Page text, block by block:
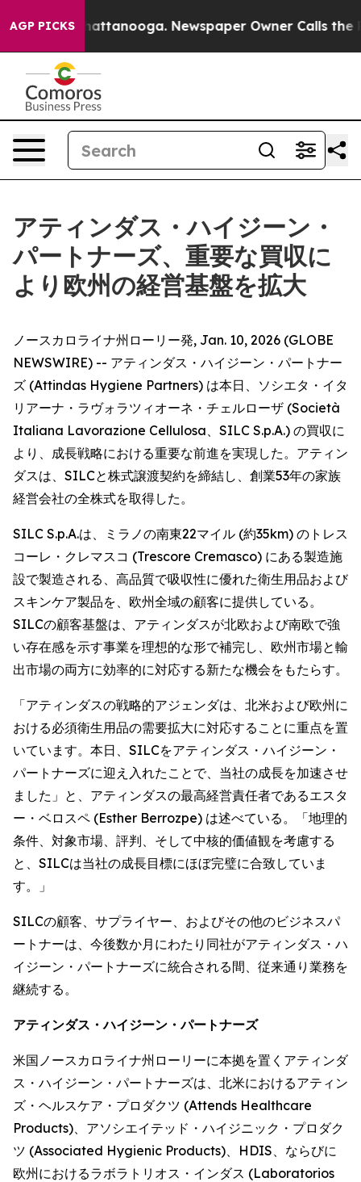
AGP PICKS
in Chattanooga. Newspaper Owner Calls the
アティンダス・ハイジーン・
パートナーズ、重要な買収に
より欧州の経営基盤を拡大
ノースカロライナ州ローリー発, Jan. 10, 2026 (GLOBE
NEWSWIRE) -- アティンダス・ハイジーン・パートナー
ズ (Attindas Hygiene Partners) は本日、ソシエタ・イタ
リアーナ・ラヴォラツィオーネ・チェルローザ (Società
Italiana Lavorazione Cellulosa、SILC S.p.A.) の買収に
より、成長戦略における重要な前進を実現した。アティン
ダスは、SILCと株式譲渡契約を締結し、創業53年の家族
経営会社の全株式を取得した。
SILC S.p.A.は、ミラノの南東22マイル (約35km) のトレス
コーレ・クレマスコ (Trescore Cremasco) にある製造施
設で製造される、高品質で吸収性に優れた衛生用品および
スキンケア製品を、欧州全域の顧客に提供している。
SILCの顧客基盤は、アティンダスが北欧および南欧で強
い存在感を示す事業を理想的な形で補完し、欧州市場と輸
出市場の両方に効率的に対応する新たな機会をもたらす。
「アティンダスの戦略的アジェンダは、北米および欧州に
おける必須衛生用品の需要拡大に対応することに重点を置
いています。本日、SILCをアティンダス・ハイジーン・
パートナーズに迎え入れたことで、当社の成長を加速させ
ました」と、アティンダスの最高経営責任者であるエスタ
ー・ベロスペ (Esther Berrozpe) は述べている。「地理的
条件、対象市場、評判、そして中核的価値観を考慮する
と、SILCは当社の成長目標にほぼ完璧に合致していま
す。」
SILCの顧客、サプライヤー、およびその他のビジネスパ
ートナーは、今後数か月にわたり同社がアティンダス・ハ
イジーン・パートナーズに統合される間、従来通り業務を
継続する。
アティンダス・ハイジーン・パートナーズ
米国ノースカロライナ州ローリーに本拠を置くアティンダ
ス・ハイジーン・パートナーズは、北米におけるアティン
ズ・ヘルスケア・プロダクツ (Attends Healthcare
Products)、アソシエイテッド・ハイジニック・プロダク
ツ (Associated Hygienic Products)、HDIS、ならびに
欧州におけるラボラトリオス・インダス (Laboratorios